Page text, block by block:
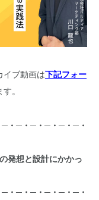
イブ動画は下記フォー
。
・─・─・─・─・─・
発想と設計にかかっ
・─・─・─・─・─・